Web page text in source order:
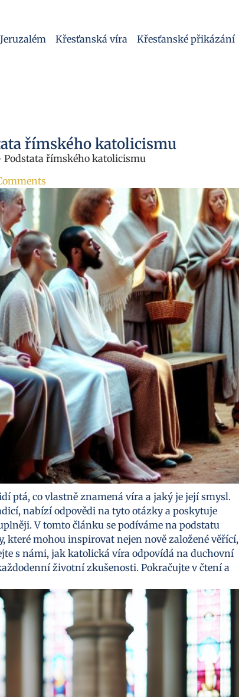
Jeruzalém Křesťanská víra Křesťanské přikázání
římského katolicismu
Podstata římského katolicismu
ptá, co vlastně znamená víra a jaký je její smysl.
nabízí odpovědi na tyto otázky a poskytuje
V tomto článku se podíváme na podstatu
mohou inspirovat nejen nově založené věřící,
s námi, jak katolická víra odpovídá na duchovní
životní zkušenosti. Pokračujte v čtení a